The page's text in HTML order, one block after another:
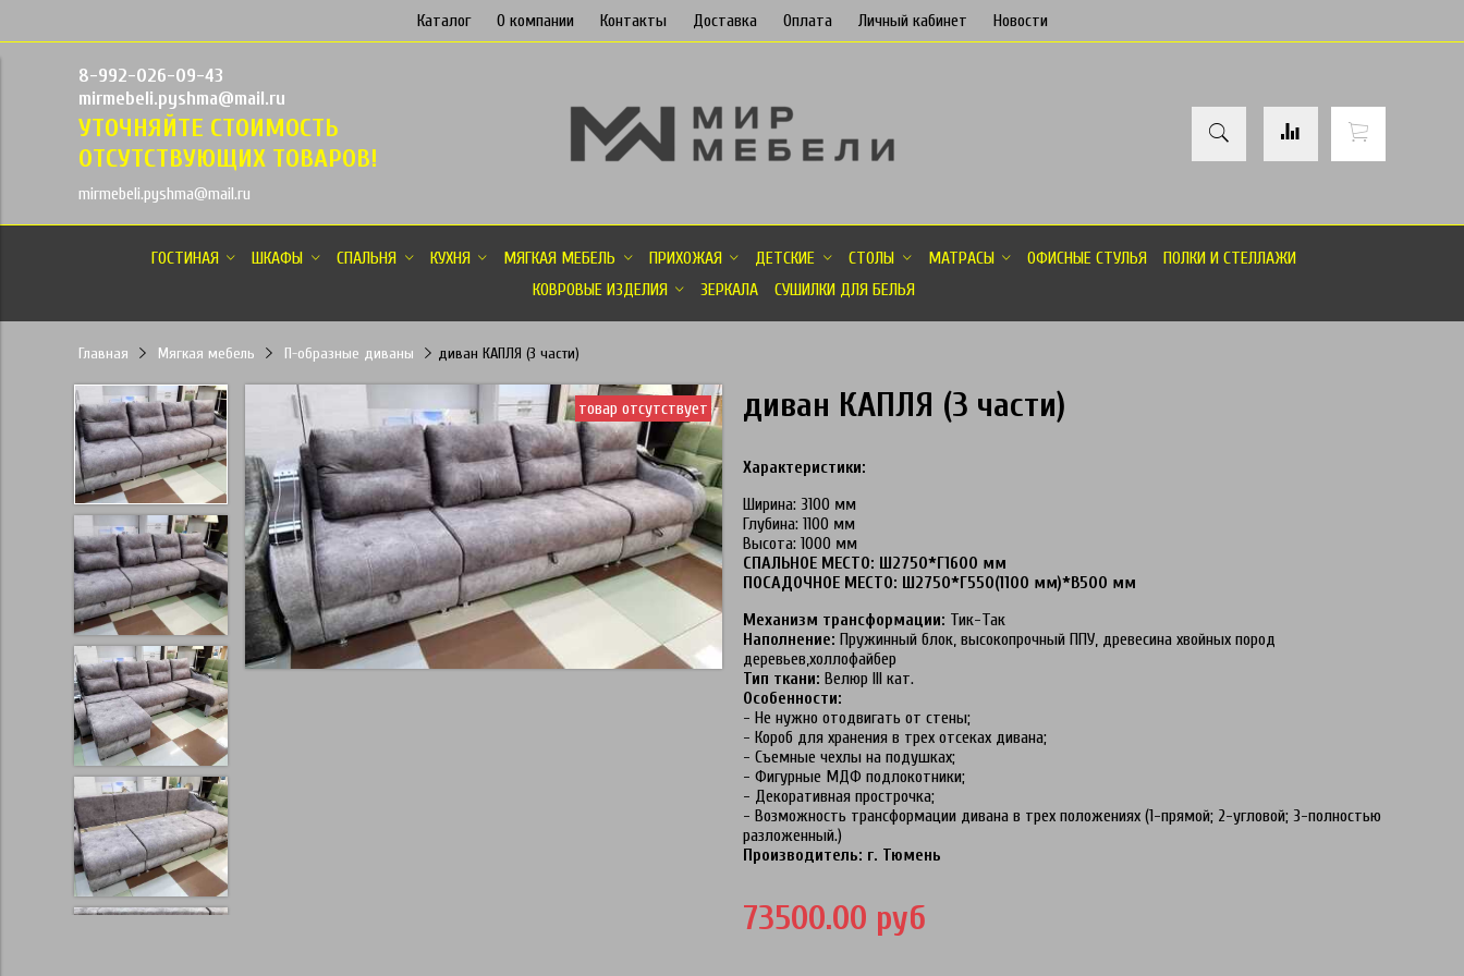
Каталог О компании Контакты Доставка Оплата Личный кабинет Новости
8-992-026-09-43
mirmebeli.pyshma@mail.ru
УТОЧНЯЙТЕ СТОИМОСТЬ
ОТСУТСТВУЮЩИХ ТОВАРОВ!
mirmebeli.pyshma@mail.ru
ГОСТИНАЯ ШКАФЫ СПАЛЬНЯ КУХНЯ МЯГКАЯ МЕБЕЛЬ ПРИХОЖАЯ ДЕТСКИЕ СТОЛЫ МАТРАСЫ ОФИСНЫЕ СТУЛЬЯ
ПОЛКИ И СТЕЛЛАЖИ
КОВРОВЫЕ ИЗДЕЛИЯ
ЗЕРКАЛА СУШИЛКИ ДЛЯ БЕЛЬЯ
Главная Мягкая мебель П-образные диваны диван КАПЛЯ (3 части)
товар отсутствует диван КАПЛЯ (3 части)
Характеристики:
Ширина: 3100 мм
Глубина: 1100 мм
Высота: 1000 мм
СПАЛЬНОЕ МЕСТО: Ш2750*Г1600 мм
ПОСАДОЧНОЕ МЕСТО: Ш2750*Г550(1100 мм)*В500 мм
Механизм трансформации: Тик-Так
Наполнение: Пружинный блок, высокопрочный ППУ, древесина хвойных пород
деревьев,холлофайбер
Тип ткани: Велюр III кат.
Особенности:
- Не нужно отодвигать от стены;
- Короб для хранения в трех отсеках дивана;
- Съемные чехлы на подушках;
- Фигурные МДФ подлокотники;
- Декоративная прострочка;
- Возможность трансформации дивана в трех положениях (1-прямой; 2-угловой; 3-полностью
разложенный.)
Производитель: г. Тюмень
73500.00 руб